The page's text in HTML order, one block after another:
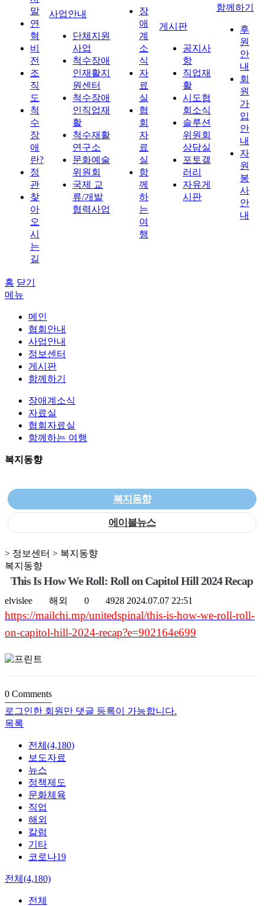
말
연
혁
비
전
조
직
도
척
수
장
애
란?
정
관
찾
아
오
시
는
길
사업안내
단체지원
사업
척수장애
인재활지
원센터
척수장애
인직업재
활
척수재활
연구소
문화예술
위원회
국제 교
류/개발
협력사업
장
애
계
소
식
자
료
실
협
회
자
료
실
함
께
하
는
여
행
게시판
공지사
항
직업재
활
시도협
회소식
솔루션
위원회
상담실
포토갤
러리
자유게
시판
함께하기
후
원
안
내
회
원
가
입
안
내
자
원
봉
사
안
내
홈 닫기
메뉴
메인
협회안내
사업안내
정보센터
게시판
함께하기
장애계소식
자료실
협회자료실
함께하는 여행
복지동향
복지동향
에이블뉴스
> 정보센터 > 복지동향
복지동향
This Is How We Roll: Roll on Capitol Hill 2024 Recap
elvislee 해외 0 4928 2024.07.07 22:51
https://mailchi.mp/unitedspinal/this-is-how-we-roll-roll-
on-capitol-hill-2024-recap?e=902164e699
0 Comments
로그인한 회원만 댓글 등록이 가능합니다.
목록
전체(4,180)
보도자료
뉴스
정책제도
문화체육
직업
해외
칼럼
기타
코로나19
전체(4,180)
전체